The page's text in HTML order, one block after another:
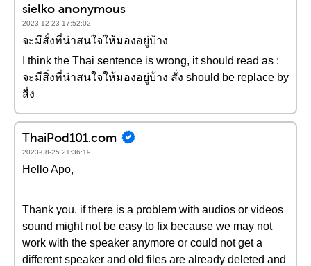
sielko anonymous
2023-12-23 17:52:02
จะมีสั่งที่น่าสนใจให้มองอยู่บ้าง
I think the Thai sentence is wrong, it should read as :
จะมีสิ่งที่น่าสนใจให้มองอยู่บ้าง สั่ง should be replace by
สื่ง
ThaiPod101.com
2023-08-25 21:36:19
Hello Apo,
Thank you. if there is a problem with audios or videos
sound might not be easy to fix because we may not
work with the speaker anymore or could not get a
different speaker and old files are already deleted and